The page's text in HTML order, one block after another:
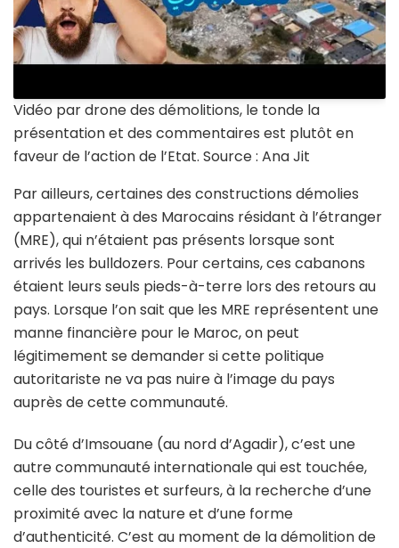
Vidéo par drone des démolitions, le tonde la
présentation et des commentaires est plutôt en
faveur de l’action de l’Etat. Source : Ana Jit
Par ailleurs, certaines des constructions démolies
appartenaient à des Marocains résidant à l’étranger
(MRE), qui n’étaient pas présents lorsque sont
arrivés les bulldozers. Pour certains, ces cabanons
étaient leurs seuls pieds-à-terre lors des retours au
pays. Lorsque l’on sait que les MRE représentent une
manne financière pour le Maroc, on peut
légitimement se demander si cette politique
autoritariste ne va pas nuire à l’image du pays
auprès de cette communauté.
Du côté d’Imsouane (au nord d’Agadir), c’est une
autre communauté internationale qui est touchée,
celle des touristes et surfeurs, à la recherche d’une
proximité avec la nature et d’une forme
d’authenticité. C’est au moment de la démolition de